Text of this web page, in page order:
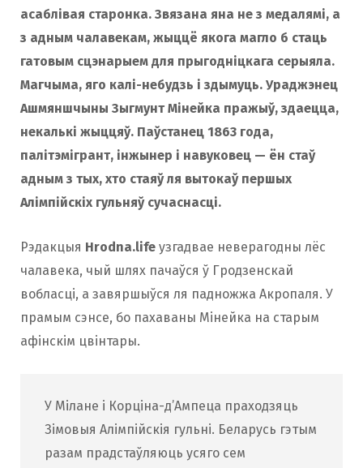
асаблівая старонка. Звязана яна не з медалямі, а
з адным чалавекам, жыццё якога магло б стаць
гатовым сцэнарыем для прыгодніцкага серыяла.
Магчыма, яго калі-небудзь і здымуць. Ураджэнец
Ашмяншчыны Зыгмунт Мінейка пражыў, здаецца,
некалькі жыццяў. Паўстанец 1863 года,
палітэмігрант, інжынер і навуковец — ён стаў
адным з тых, хто стаяў ля вытокаў першых
Алімпійскіх гульняў сучаснасці.
Рэдакцыя Hrodna.life узгадвае неверагодны лёс
чалавека, чый шлях пачаўся ў Гродзенскай
вобласці, а завяршыўся ля падножжа Акропаля. У
прамым сэнсе, бо пахаваны Мінейка на старым
афінскім цвінтары.
У Мілане і Корціна-д’Ампеца праходзяць
Зімовыя Алімпійскія гульні. Беларусь гэтым
разам прадстаўляюць усяго сем